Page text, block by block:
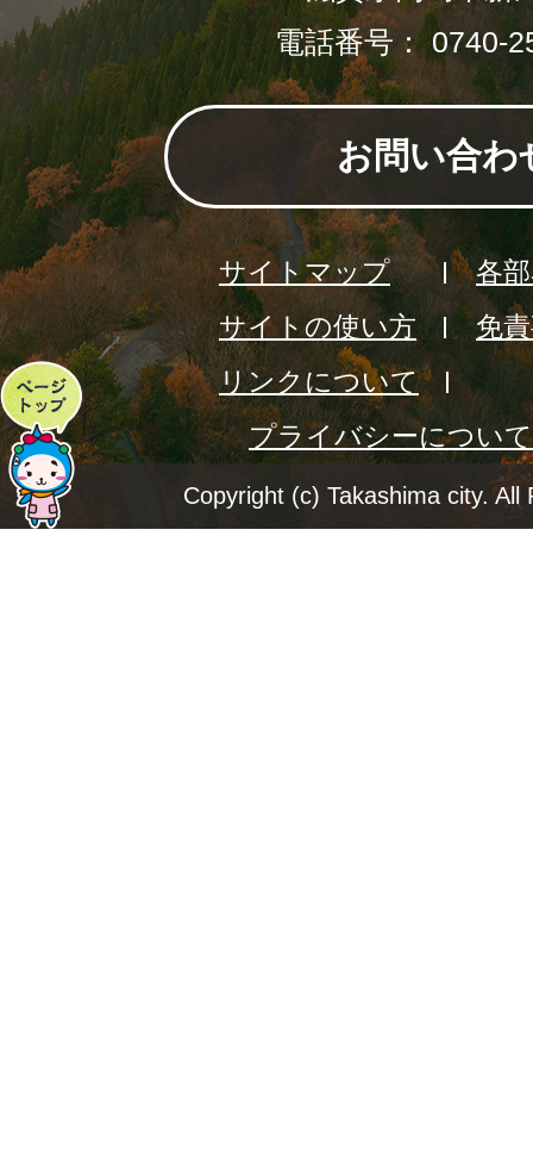
ペ
ー
ジ
電話番号： 0740-
お問い合わ
サイトマップ
各
サイトの使い方
免
リンクについて
プライバシーについて
Copyright (c) Takashima city. All